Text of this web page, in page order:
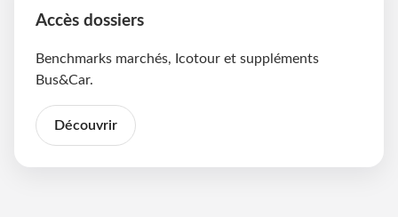
Accès dossiers
Benchmarks marchés, Icotour et suppléments
Bus&Car.
Découvrir